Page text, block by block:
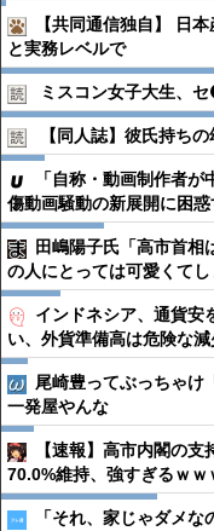
【共同通信独自】 日
と実務レベルで
ミスコン女子大生、
【同人誌】彼氏持ち
「自称・動画制作者
傷動画騒動の新展開に困
田嶋陽子氏「高市首相
の人にとっては可愛くて
インドネシア、通貨安
い、外貨準備高は危険な減
尾崎豊ってぶっちゃけ
一発屋やんな
【速報】高市内閣の
70.0%維持、強すぎるｗｗ
「それ、家じゃダメ